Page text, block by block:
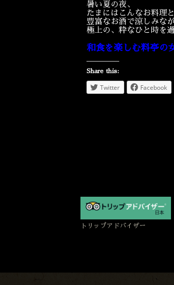
暑い夏の夜、
たまにはこんなお料理と
豊富なお酒で涼しみなが
極上の、粋なひと時を
和食を楽しむ料亭の
Share this:
Twitter Facebook
トリップアドバイザー